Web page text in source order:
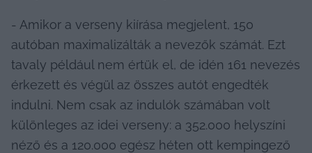
- Amikor a verseny kiírása megjelent, 150
autóban maximalizálták a nevezők számát. Ezt
tavaly például nem értük el, de idén 161 nevezés
érkezett és végül az összes autót engedték
indulni. Nem csak az indulók számában volt
különleges az idei verseny: a 352.000 helyszíni
néző és a 120.000 egész héten ott kempingező